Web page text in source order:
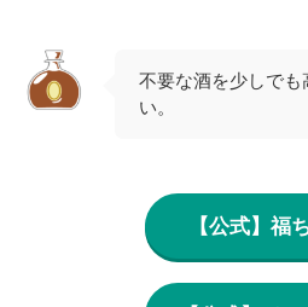
不要な酒を少しでも
い。
【公式】福